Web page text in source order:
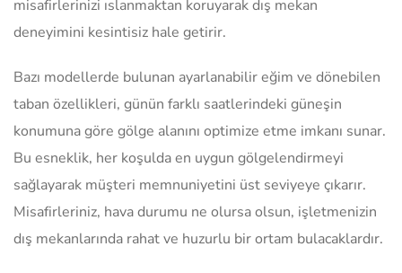
misafirlerinizi ıslanmaktan koruyarak dış mekan
deneyimini kesintisiz hale getirir.
Bazı modellerde bulunan ayarlanabilir eğim ve dönebilen
taban özellikleri, günün farklı saatlerindeki güneşin
konumuna göre gölge alanını optimize etme imkanı sunar.
Bu esneklik, her koşulda en uygun gölgelendirmeyi
sağlayarak müşteri memnuniyetini üst seviyeye çıkarır.
Misafirleriniz, hava durumu ne olursa olsun, işletmenizin
dış mekanlarında rahat ve huzurlu bir ortam bulacaklardır.